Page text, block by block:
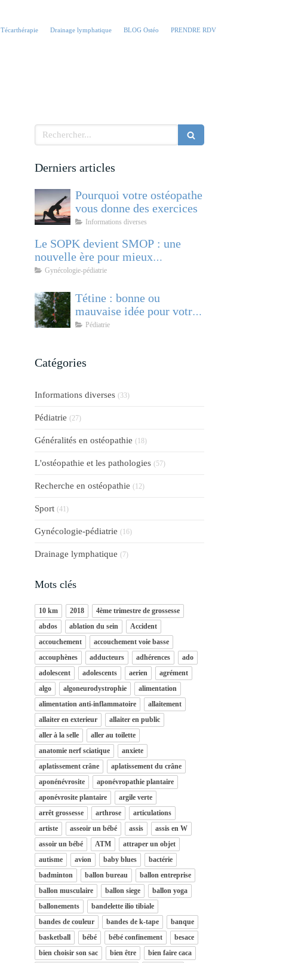
Técarthérapie Drainage lymphatique BLOG Ostéo PRENDRE RDV
Rechercher
Derniers articles
Pourquoi votre ostéopathe
vous donne des exercices
Informations diverses
Le SOPK devient SMOP : une
nouvelle ère pour mieux
comprendre et accompagner cette
Gynécologie-pédiatrie
Tétine : bonne ou
mauvaise idée pour votre
bébé ?
Pédiatrie
Catégories
Informations diverses (33)
Pédiatrie (27)
Généralités en ostéopathie (18)
L'ostéopathie et les pathologies (57)
Recherche en ostéopathie (12)
Sport (41)
Gynécologie-pédiatrie (16)
Drainage lymphatique (7)
Mots clés
10 km 2018
4ème trimestre de grossesse
abdos
ablation du sein
Accident
accouchement
accouchement voie basse
accouphènes
adducteurs adhérences
ado
adolescent
adolescents aerien
agrément
algo
algoneurodystrophie
alimentation
alimentation anti-inflammatoire
allaitement
allaiter en exterieur
allaiter en public
aller à la selle
aller au toilette
anatomie nerf sciatique
anxiete
aplatissement crâne
aplatissement du crâne
aponénévrosite
aponévropathie plantaire
aponévrosite plantaire
argile verte
arrêt grossesse
arthrose
articulations
artiste
asseoir un bébé assis
assis en W
assoir un bébé
ATM
attraper un objet
autisme
avion baby blues
bactérie
badminton
ballon bureau
ballon entreprise
ballon musculaire
ballon siege
ballon yoga
ballonements
bandelette ilio tibiale
bandes de couleur
bandes de k-tape
banque
basketball
bébé bébé confinement
besace
bien choisir son sac
bien être
bien faire caca